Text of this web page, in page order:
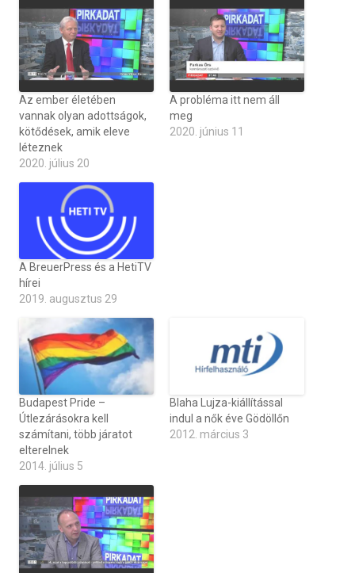
Az ember életében
vannak olyan adottságok,
kötődések, amik eleve
léteznek
2020. július 20
A probléma itt nem áll
meg
2020. június 11
A BreuerPress és a HetiTV
hírei
2019. augusztus 29
Budapest Pride –
Útlezárásokra kell
számítani, több járatot
elterelnek
2014. július 5
Blaha Lujza-kiállítással
indul a nők éve Gödöllőn
2012. március 3